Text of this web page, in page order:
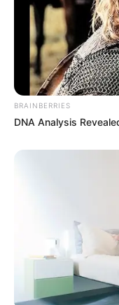
BRAINBERRIES
DNA Analysis